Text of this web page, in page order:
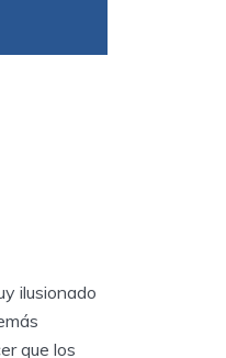
ilusionado
que los